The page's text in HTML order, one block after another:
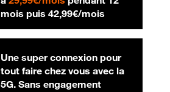
mois puis 42,99€/mois42,99 € par
Une super connexion pour
tout faire chez vous avec la
5G. Sans engagement